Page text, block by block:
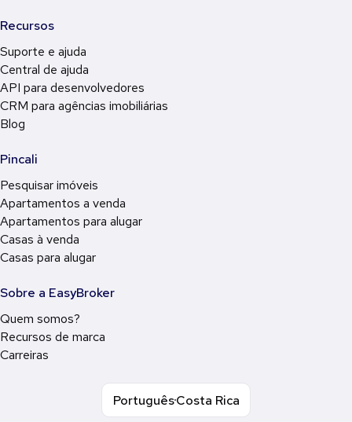
Recursos
Suporte e ajuda
Central de ajuda
API para desenvolvedores
CRM para agências imobiliárias
Blog
Pincali
Pesquisar imóveis
Apartamentos a venda
Apartamentos para alugar
Casas à venda
Casas para alugar
Sobre a EasyBroker
Quem somos?
Recursos de marca
Carreiras
PortuguêsCosta Rica